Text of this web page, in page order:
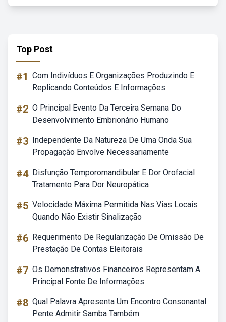
Top Post
#1 Com Indivíduos E Organizações Produzindo E
Replicando Conteúdos E Informações
#2 O Principal Evento Da Terceira Semana Do
Desenvolvimento Embrionário Humano
#3 Independente Da Natureza De Uma Onda Sua
Propagação Envolve Necessariamente
#4 Disfunção Temporomandibular E Dor Orofacial
Tratamento Para Dor Neuropática
#5 Velocidade Máxima Permitida Nas Vias Locais
Quando Não Existir Sinalização
#6 Requerimento De Regularização De Omissão De
Prestação De Contas Eleitorais
#7 Os Demonstrativos Financeiros Representam A
Principal Fonte De Informações
#8 Qual Palavra Apresenta Um Encontro Consonantal
Pente Admitir Samba Também